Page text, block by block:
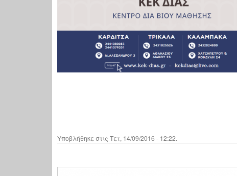
Υποβλήθηκε στις Τετ, 14/09/2016 - 12:22.